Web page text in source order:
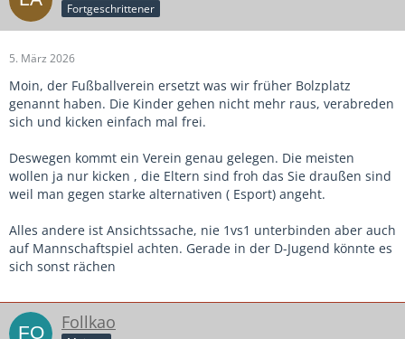
Fortgeschrittener
5. März 2026
Moin, der Fußballverein ersetzt was wir früher Bolzplatz
genannt haben. Die Kinder gehen nicht mehr raus, verabreden
sich und kicken einfach mal frei.
Deswegen kommt ein Verein genau gelegen. Die meisten
wollen ja nur kicken , die Eltern sind froh das Sie draußen sind
weil man gegen starke alternativen ( Esport) angeht.
Alles andere ist Ansichtssache, nie 1vs1 unterbinden aber auch
auf Mannschaftspiel achten. Gerade in der D-Jugend könnte es
sich sonst rächen
Follkao